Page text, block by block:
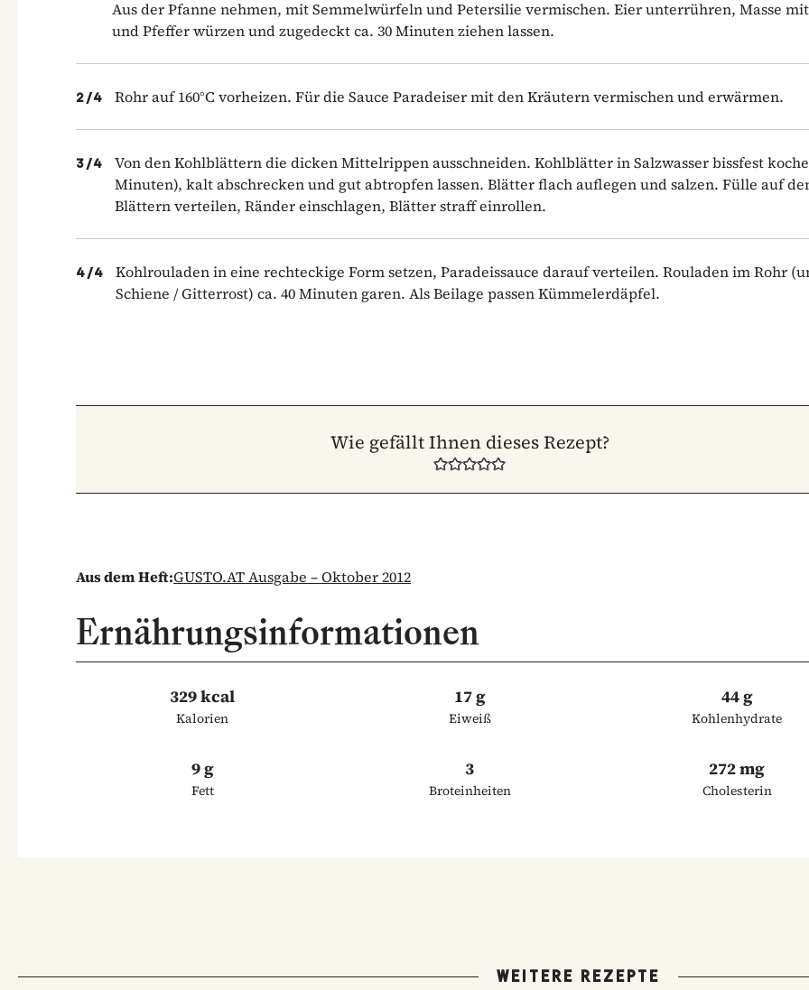
Aus der Pfanne nehmen, mit Semmelwürfeln und Petersilie vermischen. Eier unterrühren, Masse
und Pfeffer würzen und zugedeckt ca. 30 Minuten ziehen lassen.
2/4 Rohr auf 160°C vorheizen. Für die Sauce Paradeiser mit den Kräutern vermischen und erwärmen.
3/4
Von den Kohlblättern die dicken Mittelrippen ausschneiden. Kohlblätter in Salzwasser bissfest
Minuten), kalt abschrecken und gut abtropfen lassen. Blätter flach auflegen und salzen. Fülle auf
Blättern verteilen, Ränder einschlagen, Blätter straff einrollen.
4/4
Kohlrouladen in eine rechteckige Form setzen, Paradeissauce darauf verteilen. Rouladen im Rohr
Schiene / Gitterrost) ca. 40 Minuten garen. Als Beilage passen Kümmelerdäpfel.
Wie gefällt Ihnen dieses Rezept?
Aus dem Heft:GUSTO.AT Ausgabe – Oktober 2012
Ernährungsinformationen
329 kcal
Kalorien
17 g
Eiweiß
44 g
Kohlenhydrate
9 g
Fett
3
Broteinheiten
272 mg
Cholesterin
WEITERE REZEPTE